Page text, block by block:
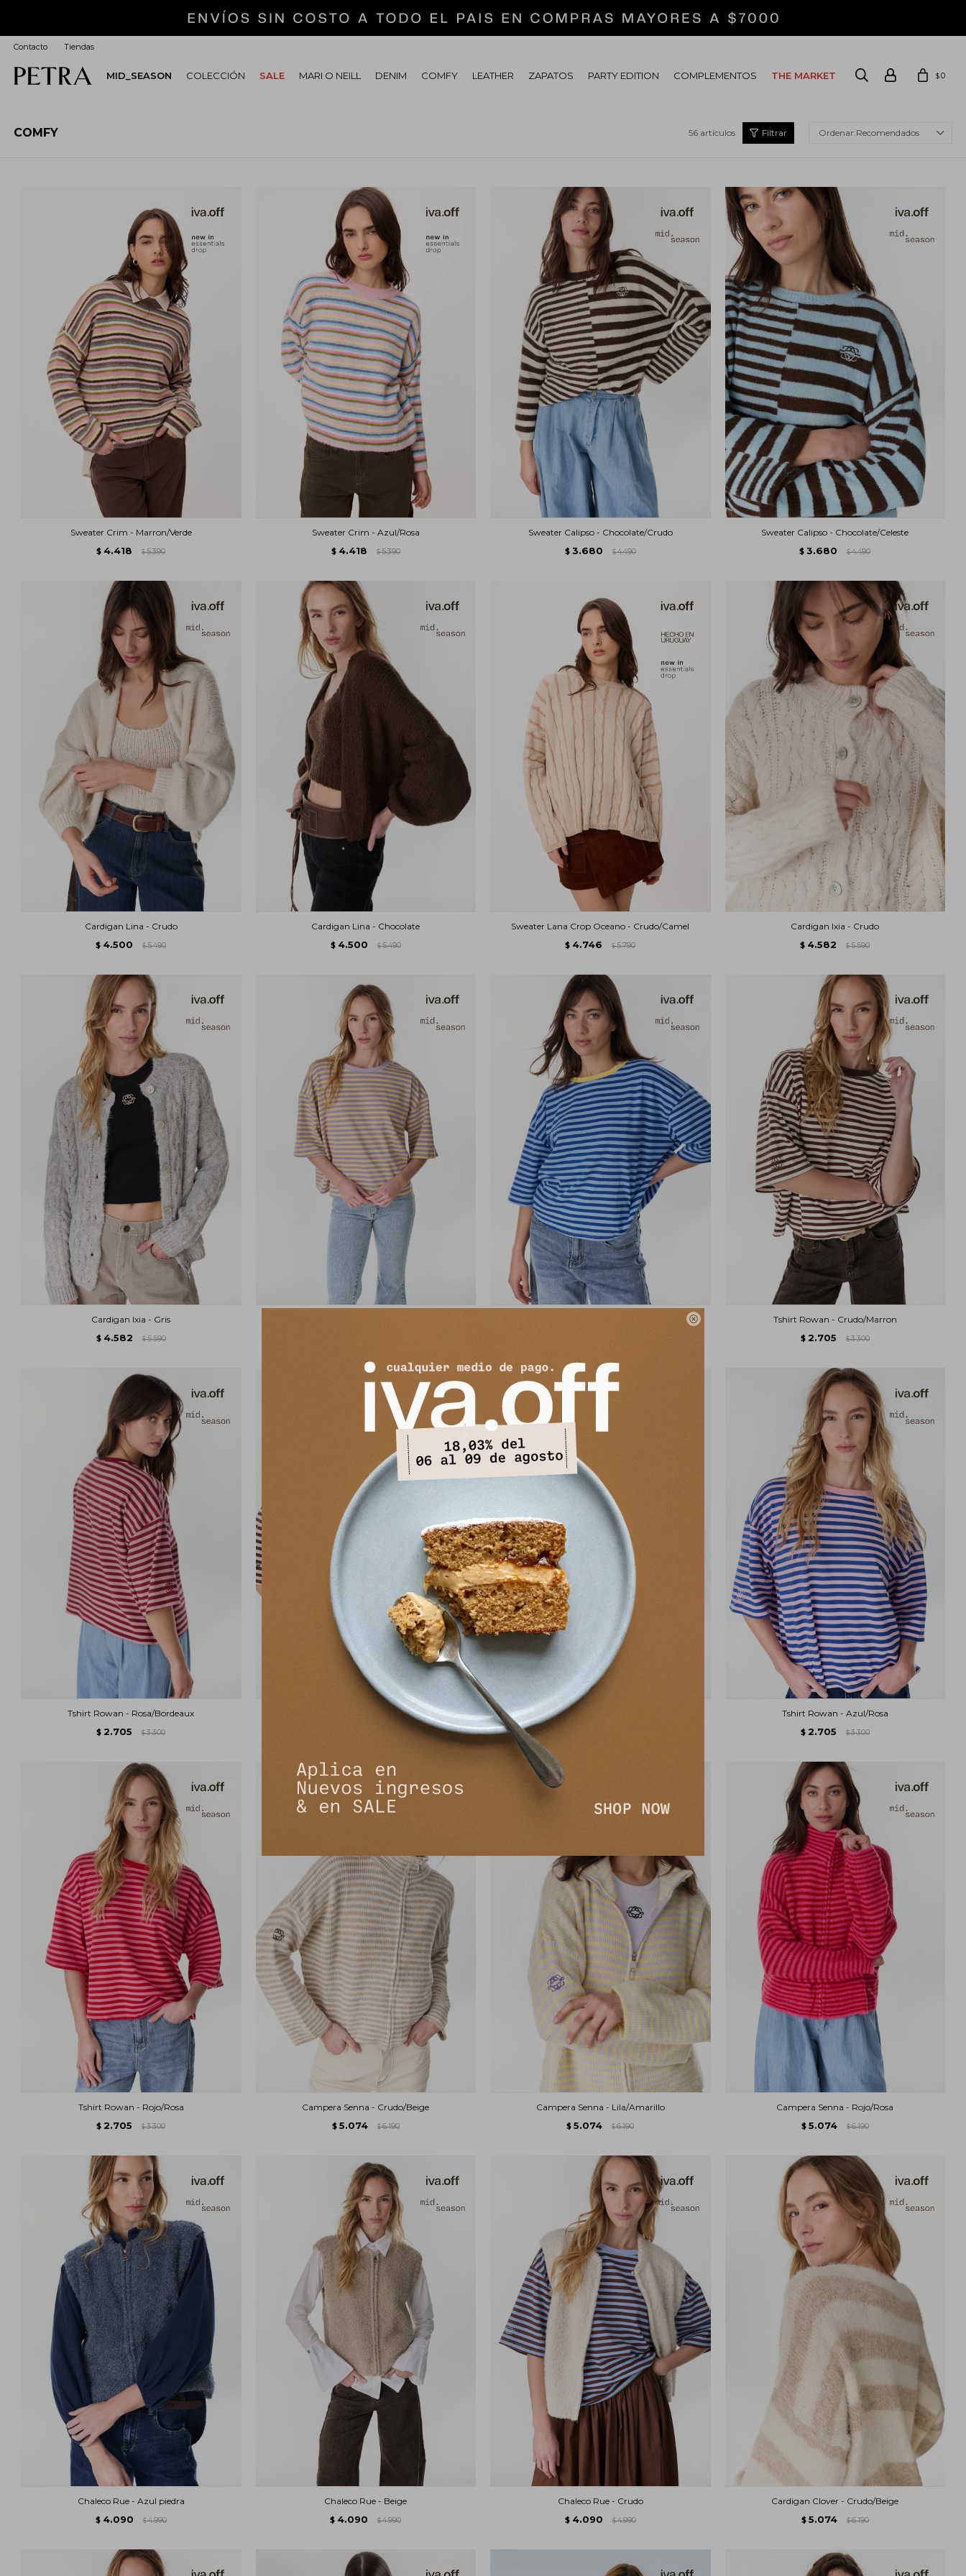

MID_SEASON COLECCIÓN SALE MARI O NEILL DENIM COMFY LEATHER ZAPATOS PARTY EDITION COMPLEMENTOS THE MARKET $0
Contacto Tiendas
COMFY 56 artículos Recomendados
Sweater Crim - Marron/Verde
$ 4.418 $ 5.390
Sweater Crim - Azul/Rosa
$ 4.418 $ 5.390
Sweater Calipso - Chocolate/Crudo
$ 3.680 $ 4.490
Sweater Calipso - Chocolate/Celeste
$ 3.680 $ 4.490
Cardigan Lina - Crudo
$ 4.500 $ 5.490
Cardigan Lina - Chocolate
$ 4.500 $ 5.490
Sweater Lana Crop Oceano - Crudo/Camel
$ 4.746 $ 5.790
Cardigan Ixia - Crudo
$ 4.582 $ 5.590
Cardigan Ixia - Gris
$ 4.582 $ 5.590
Tshirt Rowan - Crudo/Marron
$ 2.705 $ 3.300
Tshirt Rowan - Rosa/Bordeaux
$ 2.705 $ 3.300
Tshirt Rowan - Chocolate/Bordeaux Tshirt Rowan - Chocolate/Celeste Tshirt Rowan - Azul/Rosa
$ 2.705 $ 3.300
Tshirt Rowan - Rojo/Rosa
$ 2.705 $ 3.300
Campera Senna - Crudo/Beige
$ 5.074 $ 6.190
Campera Senna - Lila/Amarillo
$ 5.074 $ 6.190
Campera Senna - Rojo/Rosa
$ 5.074 $ 6.190
Chaleco Rue - Azul piedra
$ 4.090 $ 4.990
Chaleco Rue - Beige
$ 4.090 $ 4.990
Chaleco Rue - Crudo
$ 4.090 $ 4.990
Cardigan Clover - Crudo/Beige
$ 5.074 $ 6.190